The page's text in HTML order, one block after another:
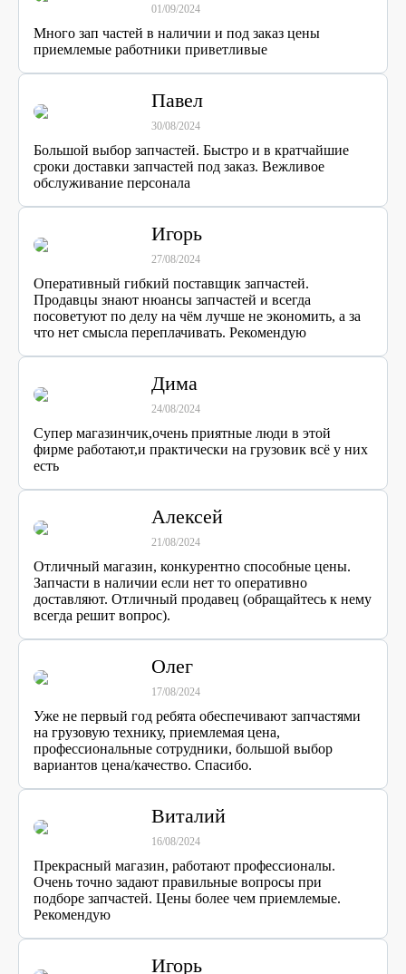
01/09/2024
Много зап частей в наличии и под заказ цены
приемлемые работники приветливые
Павел
30/08/2024
Большой выбор запчастей. Быстро и в кратчайшие
сроки доставки запчастей под заказ. Вежливое
обслуживание персонала
Игорь
27/08/2024
Оперативный гибкий поставщик запчастей.
Продавцы знают нюансы запчастей и всегда
посоветуют по делу на чём лучше не экономить, а за
что нет смысла переплачивать. Рекомендую
Дима
24/08/2024
Супер магазинчик,очень приятные люди в этой
фирме работают,и практически на грузовик всё у них
есть
Алексей
21/08/2024
Отличный магазин, конкурентно способные цены.
Запчасти в наличии если нет то оперативно
доставляют. Отличный продавец (обращайтесь к нему
всегда решит вопрос).
Олег
17/08/2024
Уже не первый год ребята обеспечивают запчастями
на грузовую технику, приемлемая цена,
профессиональные сотрудники, большой выбор
вариантов цена/качество. Спасибо.
Виталий
16/08/2024
Прекрасный магазин, работают профессионалы.
Очень точно задают правильные вопросы при
подборе запчастей. Цены более чем приемлемые.
Рекомендую
Игорь